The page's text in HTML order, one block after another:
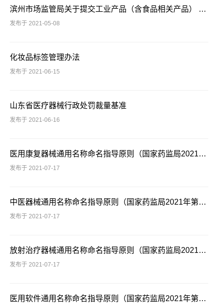
滨州市场监管局关于提交工业产品（含食品相关产品） 生产许可证获证企业年度自查报告的通告
发布于 2021-05-08
化妆品标签管理办法
发布于 2021-06-15
山东省医疗器械行政处罚裁量基准
发布于 2021-06-16
医用康复器械通用名称命名指导原则（国家药监局2021年第48号）
发布于 2021-07-17
中医器械通用名称命名指导原则（国家药监局2021年第48号）
发布于 2021-07-17
放射治疗器械通用名称命名指导原则（国家药监局2021年第48号）
发布于 2021-07-17
医用软件通用名称命名指导原则（国家药监局2021年第48号）